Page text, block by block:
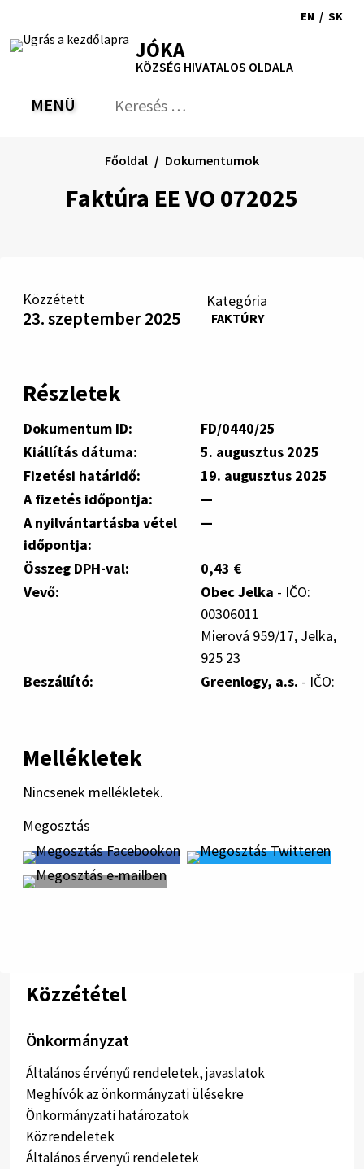
tartalomra
RSS Oldaltérkép
Nyomtatás
EN / SK
JÓKA
KÖZSÉG HIVATALOS OLDALA
VÁLTÁS
MENÜ Keresés:
Faktúra EE VO 072025
Főoldal Dokumentumok
Közzétett
23. szeptember 2025
Kategória
FAKTÚRY
Részletek
Dokumentum ID:
FD/0440/25
Kiállítás dátuma:
5. augusztus 2025
Fizetési határidő:
19. augusztus 2025
A fizetés időpontja:
—
A nyilvántartásba vétel
időpontja:
—
Összeg DPH-val:
0,43 €
Vevő:
Obec Jelka - IČO:
00306011
Mierová 959/17, Jelka,
925 23
Beszállító:
Greenlogy, a.s. - IČO:
Mellékletek
Nincsenek mellékletek.
Megosztás
Közzététel
Önkormányzat
Általános érvényű rendeletek, javaslatok
Meghívók az önkormányzati ülésekre
Önkormányzati határozatok
Közrendeletek
Általános érvenyű rendeletek